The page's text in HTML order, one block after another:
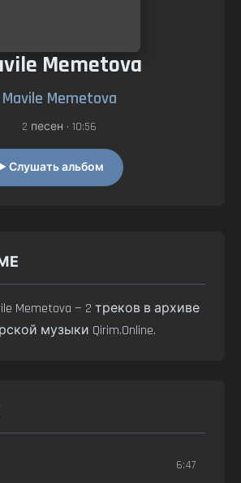
Memetova
Mavile Memetova
2 песен • 10:56
Слушать альбом
Memetova — 2 треков в архиве
музыки Qirim.Online.
6:47